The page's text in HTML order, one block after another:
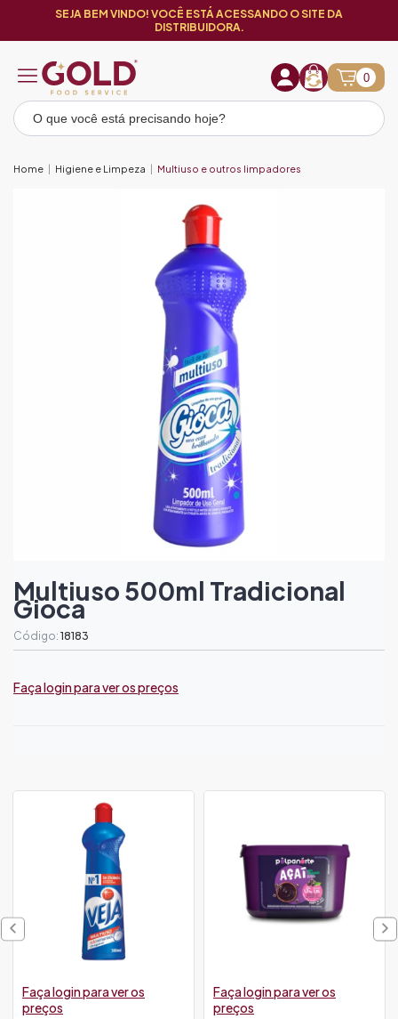
SEJA BEM VINDO! VOCÊ ESTÁ ACESSANDO O SITE DA
DISTRIBUIDORA.
0
Home Higiene e Limpeza Multiuso e outros limpadores
Multiuso 500ml Tradicional
Gioca
Código: 18183
Faça login para ver os preços
Faça login para ver os
preços
Faça login para ver os
preços